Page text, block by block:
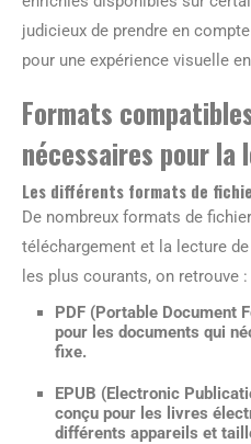
judicieux de prendre en
pour une expérience visuelle
Formats
nécessaires pour la
Les différents formats de
De nombreux formats de
téléchargement et la lecture
les plus courants, on retrouve :
PDF (Portable Document
pour les documents qui
fixe.
EPUB (Electronic
conçu pour les livres
différents appareils et